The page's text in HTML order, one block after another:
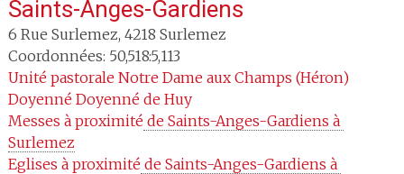
Saints-Anges-Gardiens
6 Rue Surlemez, 4218 Surlemez
Coordonnées: 50,518:5,113
Unité pastorale Notre Dame aux Champs (Héron)
Doyenné Doyenné de Huy
Messes à proximité de Saints-Anges-Gardiens à
Surlemez
Eglises à proximité de Saints-Anges-Gardiens à